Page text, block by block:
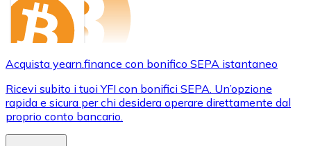
Acquista yearn.finance con bonifico SEPA istantaneo
Ricevi subito i tuoi YFI con bonifici SEPA. Un’opzione
rapida e sicura per chi desidera operare direttamente dal
proprio conto bancario.